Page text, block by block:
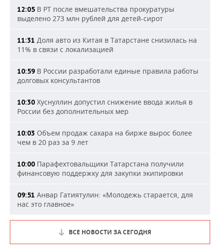
12:05 В РТ после вмешательства прокуратуры
выделено 273 млн рублей для детей-сирот
11:31 Доля авто из Китая в Татарстане снизилась на
11% в связи с локализацией
10:59 В России разработали единые правила работы
долговых консультантов
10:30 Хуснуллин допустил снижение ввода жилья в
России без дополнительных мер
10:03 Объем продаж сахара на бирже вырос более
чем в 20 раз за 9 лет
10:00 Парафехтовальщики Татарстана получили
финансовую поддержку для закупки экипировки
09:51 Анвар Гатиятулин: «Молодежь старается, для
нас это главное»
ВСЕ НОВОСТИ ЗА СЕГОДНЯ